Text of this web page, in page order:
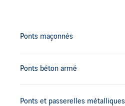
Ponts maçonnés
Ponts béton armé
Ponts et passerelles métalliques